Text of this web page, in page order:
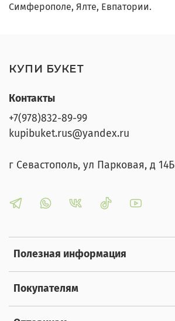
Симферополе, Ялте, Евпатории.
КУПИ БУКЕТ
Полезная информация
Покупателям
Контакты
+7(978)832-89-99
kupibuket.rus@yandex.ru
г Севастополь, ул Парковая, д 14Б